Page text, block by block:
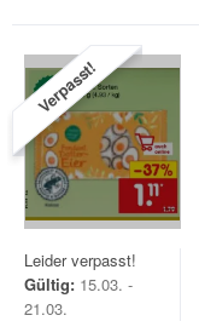
Verpasst!
Leider verpasst!
Gültig: 15.03. -
21.03.